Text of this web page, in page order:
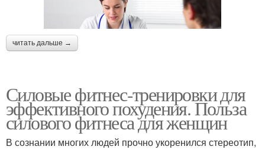
читать дальше →
Силовые фитнес-тренировки для
эффективного похудения. Польза
силового фитнеса для женщин
В сознании многих людей прочно укоренился стереотип,